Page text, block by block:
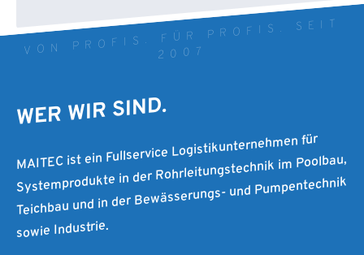
VON PROFIS. FÜR PROFIS. SEIT
2007
WER WIR SIND.
MAITEC ist ein Fullservice Logistikunternehmen für
Systemprodukte in der Rohrleitungstechnik im Poolbau,
Teichbau und in der Bewässerungs- und Pumpentechnik
sowie Industrie.